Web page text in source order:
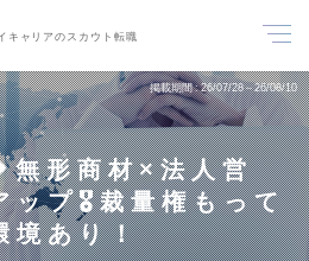
キャリアのスカウト転職
掲載期間 26/07/28～26/08/10
無形商材×法人営
ップ🎖️裁量権もって
境あり！